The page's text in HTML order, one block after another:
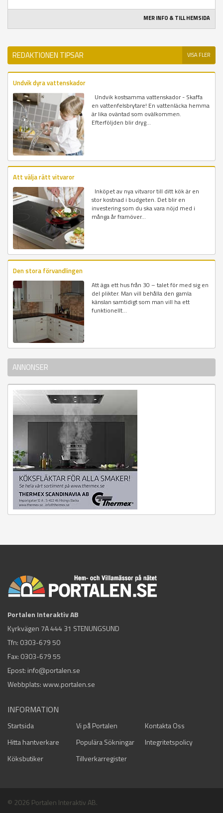
MER INFO & TILL HEMSIDA
REDAKTIONEN TIPSAR VISA FLER
Undvik dyra vattenskador
Undvik kostsamma vattenskador - Skaffa
en vattenfelsbrytare! En vattenläcka hemma
är lika oväntad som ovälkommen.
Efterföljden blir dryg...
Att välja rätt vitvaror
Inköpet av nya vitvaror till ditt kök är en
stor kostnad i budgeten. Det blir en
investering som du ska vara nöjd med i
många år framöver...
Den stora förvandlingen
Att äga ett hus från 30 – talet för med sig en
del plikter. Man vill behålla den gamla
känslan samtidigt som man vill ha ett
funktionellt...
ANNONSER
Portalen Interaktiv AB
Kyrkvägen 7A 444 31 STENUNGSUND
Tfn: 0303-679 50
Fax: 0303-679 55
Epost: info@portalen.se
Webbplats: www.portalen.se
INFORMATION
Startsida Vi på Portalen
Kontakta Oss
Hitta hantverkare
Populära Sökningar
Integritetspolicy
Köksbutiker
Tillverkarregister
© 2026 Portalen Interaktiv AB.